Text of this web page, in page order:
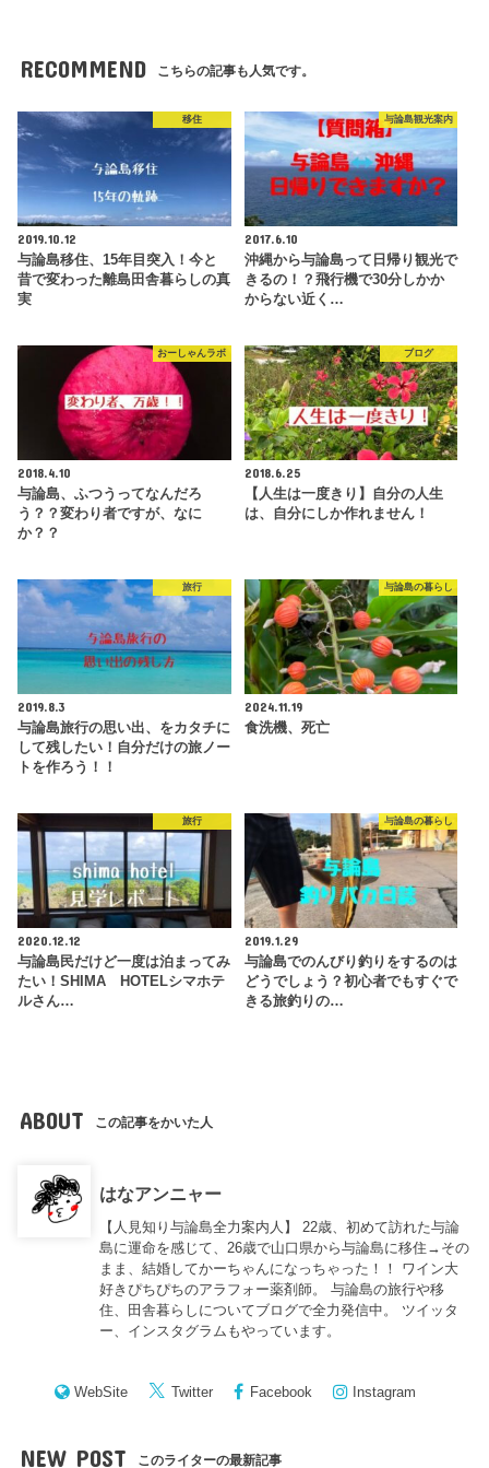
RECOMMEND こちらの記事も人気です。
移住
2019.10.12
与論島移住、15年目突入！今と
昔で変わった離島田舎暮らしの真
実
与論島観光案内
2017.6.10
沖縄から与論島って日帰り観光で
きるの！？飛行機で30分しかか
からない近く…
おーしゃんラボ
2018.4.10
与論島、ふつうってなんだろ
う？？変わり者ですが、なに
か？？
ブログ
2018.6.25
【人生は一度きり】自分の人生
は、自分にしか作れません！
旅行
2019.8.3
与論島旅行の思い出、をカタチに
して残したい！自分だけの旅ノー
トを作ろう！！
与論島の暮らし
2024.11.19
食洗機、死亡
旅行
2020.12.12
与論島民だけど一度は泊まってみ
たい！SHIMA HOTELシマホテ
ルさん…
与論島の暮らし
2019.1.29
与論島でのんびり釣りをするのは
どうでしょう？初心者でもすぐで
きる旅釣りの…
ABOUT この記事をかいた人
はなアンニャー
【人見知り与論島全力案内人】 22歳、初めて訪れた与論
島に運命を感じて、26歳で山口県から与論島に移住→その
まま、結婚してかーちゃんになっちゃった！！ ワイン大
好きぴちぴちのアラフォー薬剤師。 与論島の旅行や移
住、田舎暮らしについてブログで全力発信中。 ツイッタ
ー、インスタグラムもやっています。
WebSite Twitter Facebook Instagram
NEW POST このライターの最新記事